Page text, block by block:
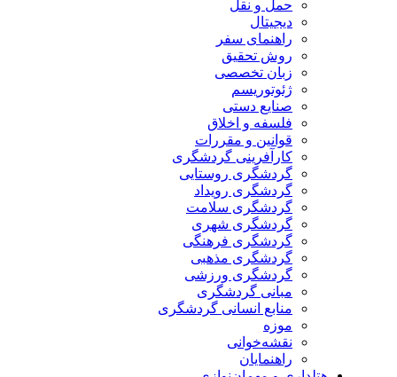
حمل و نقل
دیجیتال
راهنمای سفر
روش تحقیق
زبان تخصصی
ژئوتوریسم
صنایع دستی
فلسفه و اخلاق
قوانین و مقررات
کارآفرینی گردشگری
گردشگری روستایی
گردشگری رویداد
گردشگری سلامت
گردشگری شهری
گردشگری فرهنگی
گردشگری مذهبی
گردشگری ورزشی
مبانی گردشگری
منابع انسانی گردشگری
موزه
نقشه‌خوانی
راهنمایان